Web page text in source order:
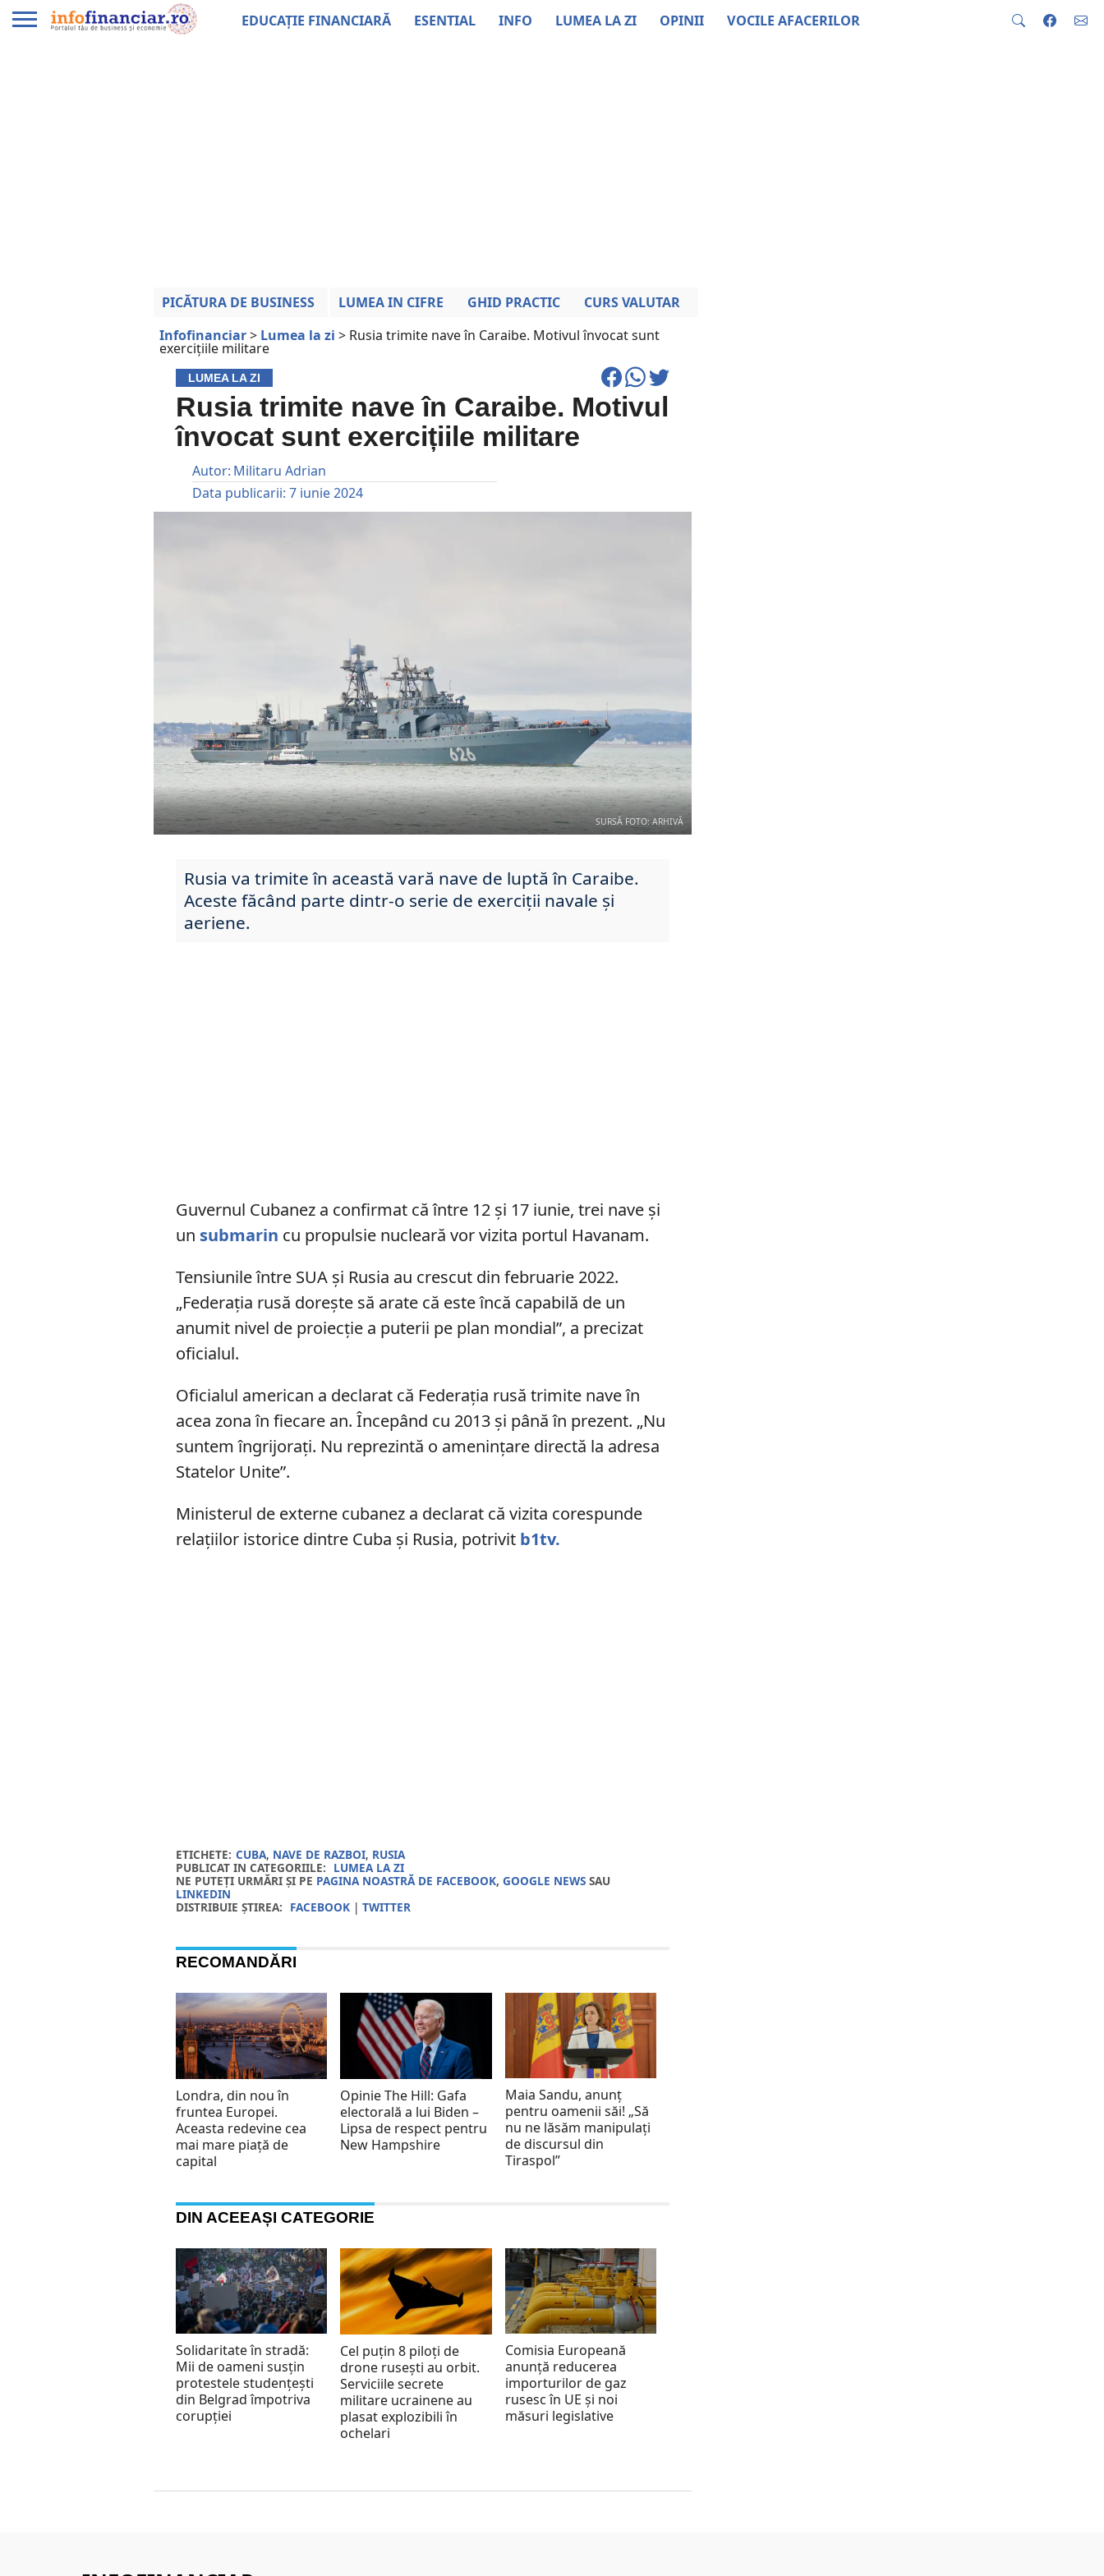
EDUCAȚIE FINANCIARĂ ESENTIAL INFO LUMEA LA ZI OPINII VOCILE AFACERILOR
PICĂTURA DE BUSINESS LUMEA IN CIFRE GHID PRACTIC
CURS VALUTAR
Infofinanciar> Lumea la zi > Rusia trimite nave în Caraibe. Motivul învocat sunt
exercițiile militare
LUMEA LA ZI
Rusia trimite nave în Caraibe. Motivul
învocat sunt exercițiile militare
Autor: Militaru Adrian
Data publicarii: 7 iunie 2024
SURSĂ FOTO: ARHIVĂ
Rusia va trimite în această vară nave de luptă în Caraibe.
Aceste făcând parte dintr-o serie de exerciții navale și
aeriene.
Guvernul Cubanez a confirmat că între 12 și 17 iunie, trei nave și
un submarin cu propulsie nucleară vor vizita portul Havanam.
Tensiunile între SUA și Rusia au crescut din februarie 2022.
„Federația rusă doreşte să arate că este încă capabilă de un
anumit nivel de proiecţie a puterii pe plan mondial”, a precizat
oficialul.
Oficialul american a declarat că Federația rusă trimite nave în
acea zona în fiecare an. Începând cu 2013 și până în prezent. „Nu
suntem îngrijoraţi. Nu reprezintă o ameninţare directă la adresa
Statelor Unite”.
Ministerul de externe cubanez a declarat că vizita corespunde
relațiilor istorice dintre Cuba și Rusia, potrivit b1tv.
ETICHETE: CUBA, NAVE DE RAZBOI, RUSIA
PUBLICAT IN CATEGORIILE: LUMEA LA ZI
NE PUTEȚI URMĂRI ȘI PE PAGINA NOASTRĂ DE FACEBOOK,GOOGLE NEWS SAU
LINKEDIN
DISTRIBUIE ȘTIREA: FACEBOOK |TWITTER
RECOMANDĂRI
Londra, din nou în
fruntea Europei.
Aceasta redevine cea
mai mare piață de
capital
Opinie The Hill: Gafa
electorală a lui Biden –
Lipsa de respect pentru
New Hampshire
Maia Sandu, anunț
pentru oamenii săi! „Să
nu ne lăsăm manipulați
de discursul din
Tiraspol”
DIN ACEEAȘI CATEGORIE
Solidaritate în stradă:
Mii de oameni susțin
protestele studențești
din Belgrad împotriva
corupției
Cel puțin 8 piloți de
drone rusești au orbit.
Serviciile secrete
militare ucrainene au
plasat explozibili în
ochelari
Comisia Europeană
anunță reducerea
importurilor de gaz
rusesc în UE și noi
măsuri legislative